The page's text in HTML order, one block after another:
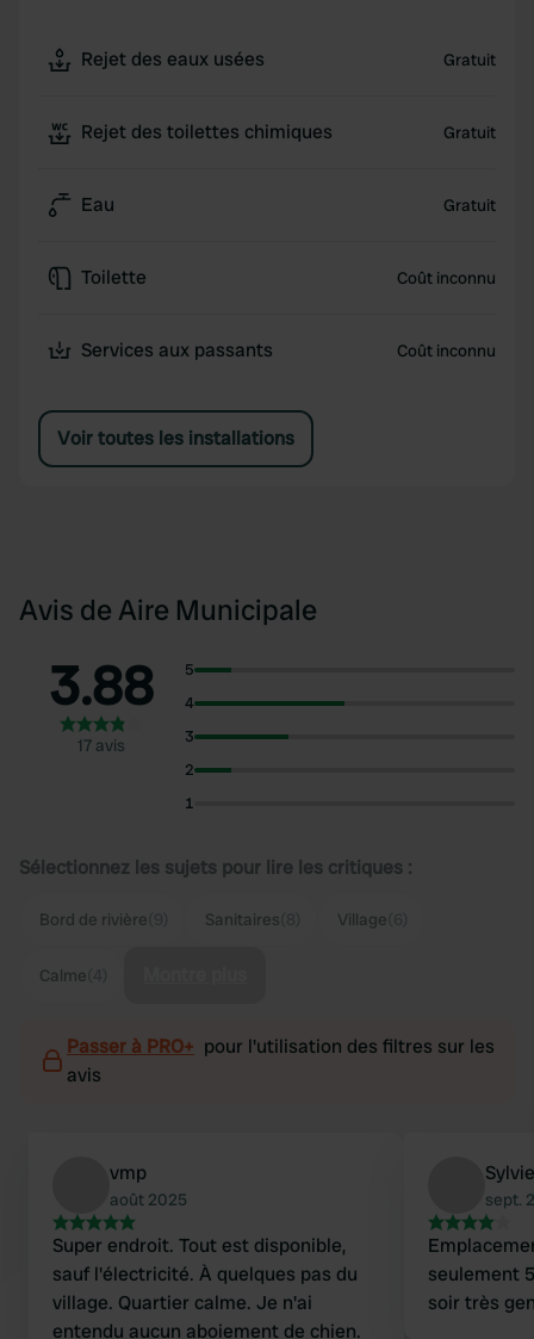
Rejet des eaux usées Gratuit
Rejet des toilettes chimiques Gratuit
Eau Gratuit
Toilette Coût inconnu
Services aux passants Coût inconnu
Voir toutes les installations
Avis de Aire Municipale
3.88
17 avis
5
4
3
2
1
Sélectionnez les sujets pour lire les critiques :
Bord de rivière Sanitaires Village
Calme
Passer à PRO+ pour l'utilisation des filtres sur les
avis
vmp
août 2025
Super endroit. Tout est disponible,
sauf l'électricité. À quelques pas du
village. Quartier calme. Je n'ai
entendu aucun aboiement de chien.
sept.
seulement
soir très